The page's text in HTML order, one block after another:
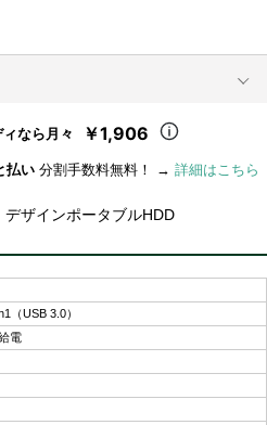
なら月々 ￥1,906
払い 分割手数料無料！ → 詳細はこちら
ザインポータブルHDD
（USB 3.0）
電